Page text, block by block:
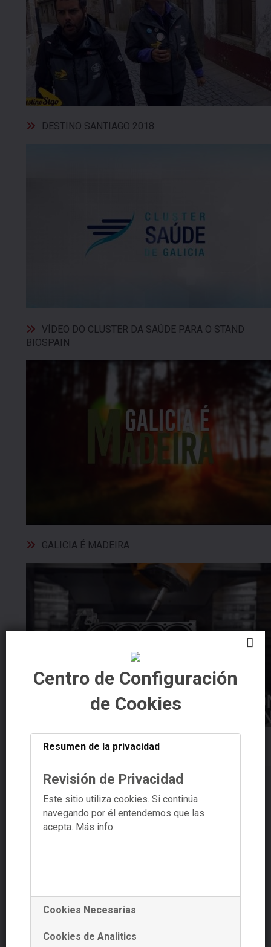
DESTINO SANTIAGO 2018
VÍDEO DO CLUSTER DA SAÚDE PARA O STAND
BIOSPAIN
GALICIA É MADEIRA
XORNADA “O EMPREGO DO FUTURO”
Centro de Configuración
de Cookies
Resumen de la privacidad
Revisión de Privacidad
Este sitio utiliza cookies. Si continúa
navegando por él entendemos que las
acepta. Más info.
Cookies Necesarias
Cookies de Analitics